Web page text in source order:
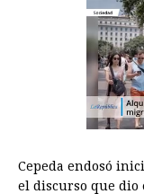
Cepeda endosó
el discurso que dio